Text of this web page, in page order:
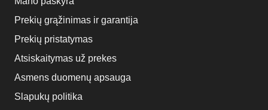
Prekių grąžinimas ir garantija
Prekių pristatymas
Atsiskaitymas už prekes
Asmens duomenų apsauga
Slapukų politika